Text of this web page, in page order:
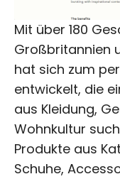
Mit über 180
Großbritannien
hat sich zum
entwickelt, die
aus Kleidung,
Wohnkultur
Produkte aus
Schuhe,